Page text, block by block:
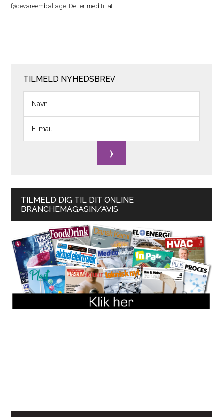
fødevareemballage. Det er med til at
TILMELD NYHEDSBREV
TILMELD DIG TIL DIT ONLINE
BRANCHEMAGASIN/AVIS